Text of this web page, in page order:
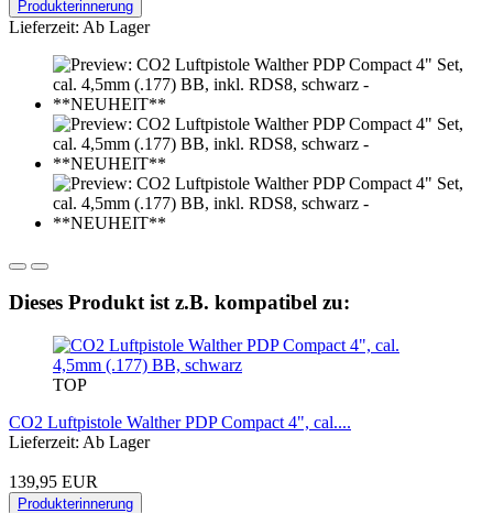
Produkterinnerung
Lieferzeit: Ab Lager
Dieses Produkt ist z.B. kompatibel zu:
TOP
CO2 Luftpistole Walther PDP Compact 4", cal....
Lieferzeit: Ab Lager
139,95 EUR
Produkterinnerung